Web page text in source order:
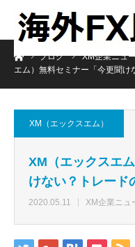
ホームブログ XM企業ニュ
エム）無料セミナー「今更聞
XM（エックスエム）
XM（エックスエ
けない？トレード
2020.05.11 XM企業ニュ